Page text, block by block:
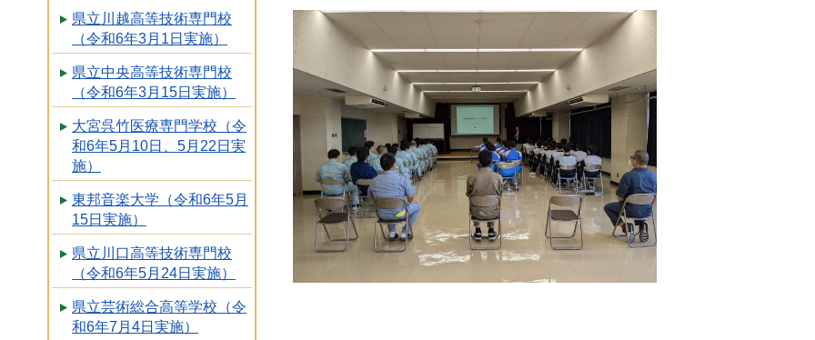
県立川越高等技術専門校
（令和6年3月1日実施）
県立中央高等技術専門校
（令和6年3月15日実施）
大宮呉竹医療専門学校（令
和6年5月10日、5月22日実
施）
東邦音楽大学（令和6年5月
15日実施）
県立川口高等技術専門校
（令和6年5月24日実施）
県立芸術総合高等学校（令
和6年7月4日実施）